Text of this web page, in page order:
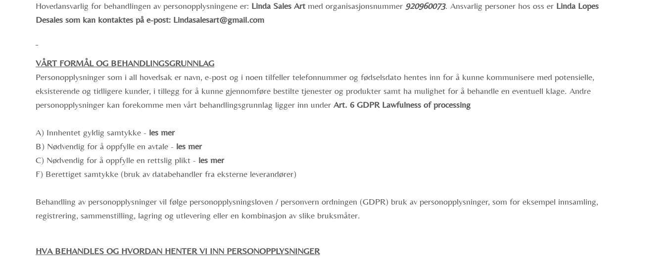
Hovedansvarlig for behandlingen av personopplysningene er: Linda Sales Art med organisasjonsnummer 920960073. Ansvarlig personer hos oss er Linda Lopes
Desales som kan kontaktes på e-post: Lindasalesart@gmail.com
VÅRT FORMÅL OG BEHANDLINGSGRUNNLAG
Personopplysninger som i all hovedsak er navn, e-post og i noen tilfeller telefonnummer og fødselsdato hentes inn for å kunne kommunisere med potensielle,
eksisterende og tidligere kunder, i tillegg for å kunne gjennomføre bestilte tjenester og produkter samt ha mulighet for å behandle en eventuell klage. Andre
personopplysninger kan forekomme men vårt behandlingsgrunnlag ligger inn under Art. 6 GDPR Lawfulness of processing
A) Innhentet gyldig samtykke - les mer
B) Nødvendig for å oppfylle en avtale - les mer
C) Nødvendig for å oppfylle en rettslig plikt - les mer
F) Berettiget samtykke (bruk av databehandler fra eksterne leverandører)
Behandling av personopplysninger vil følge personopplysningsloven / personvern ordningen (GDPR) bruk av personopplysninger, som for eksempel innsamling,
registrering, sammenstilling, lagring og utlevering eller en kombinasjon av slike bruksmåter.
HVA BEHANDLES OG HVORDAN HENTER VI INN PERSONOPPLYSNINGER